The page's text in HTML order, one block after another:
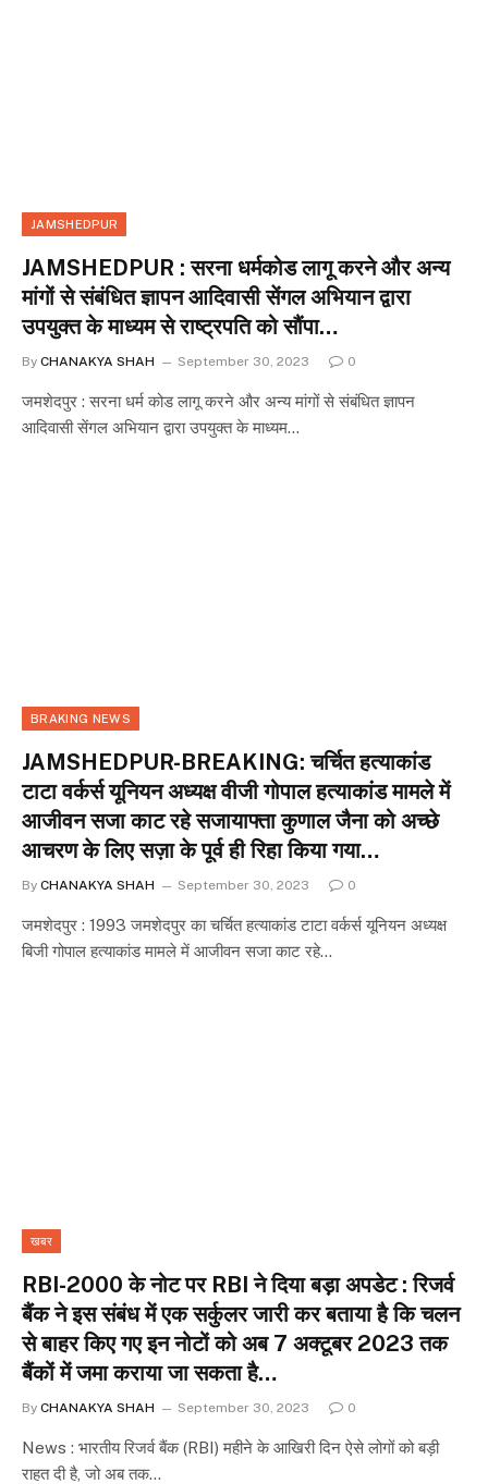
JAMSHEDPUR
JAMSHEDPUR : सरना धर्मकोड लागू करने और अन्य
मांगों से संबंधित ज्ञापन आदिवासी सेंगल अभियान द्वारा
उपयुक्त के माध्यम से राष्ट्रपति को सौंपा…
By CHANAKYA SHAH September 30, 2023 0
जमशेदपुर : सरना धर्म कोड लागू करने और अन्य मांगों से संबंधित ज्ञापन
आदिवासी सेंगल अभियान द्वारा उपयुक्त के माध्यम…
BRAKING NEWS
JAMSHEDPUR-BREAKING: चर्चित हत्याकांड
टाटा वर्कर्स यूनियन अध्यक्ष वीजी गोपाल हत्याकांड मामले में
आजीवन सजा काट रहे सजायाफ्ता कुणाल जैना को अच्छे
आचरण के लिए सज़ा के पूर्व ही रिहा किया गया…
By CHANAKYA SHAH September 30, 2023 0
जमशेदपुर : 1993 जमशेदपुर का चर्चित हत्याकांड टाटा वर्कर्स यूनियन अध्यक्ष
बिजी गोपाल हत्याकांड मामले में आजीवन सजा काट रहे…
खबर
RBI-2000 के नोट पर RBI ने दिया बड़ा अपडेट : रिजर्व
बैंक ने इस संबंध में एक सर्कुलर जारी कर बताया है कि चलन
से बाहर किए गए इन नोटों को अब 7 अक्टूबर 2023 तक
बैंकों में जमा कराया जा सकता है…
By CHANAKYA SHAH September 30, 2023 0
News : भारतीय रिजर्व बैंक (RBI) महीने के आखिरी दिन ऐसे लोगों को बड़ी
राहत दी है, जो अब तक…